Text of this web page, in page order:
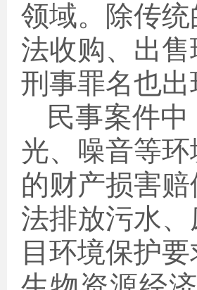
领域。除传
法收购、出
刑事罪名也
民事案件
光、噪音等
的财产损害
法排放污水
目环境保护